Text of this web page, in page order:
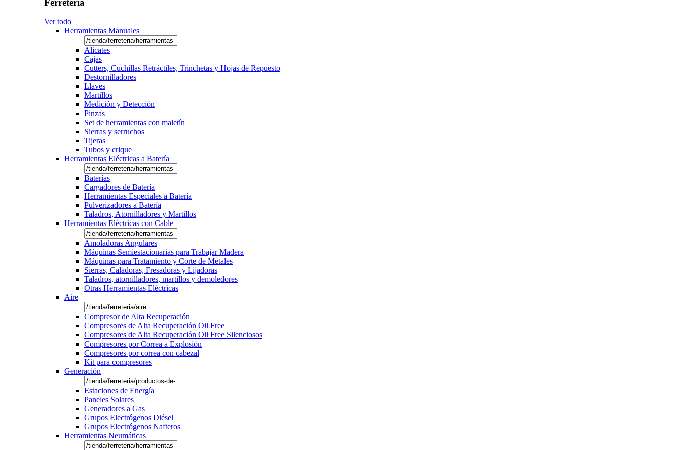
Ferretería
Ver todo
Herramientas Manuales
Alicates
Cajas
Cutters, Cuchillas Retráctiles, Trinchetas y Hojas de Repuesto
Destornilladores
Llaves
Martillos
Medición y Detección
Pinzas
Set de herramientas con maletín
Sierras y serruchos
Tijeras
Tubos y crique
Herramientas Eléctricas a Batería
Baterías
Cargadores de Batería
Herramientas Especiales a Batería
Pulverizadores a Batería
Taladros, Atornilladores y Martillos
Herramientas Eléctricas con Cable
Amoladoras Angulares
Máquinas Semiestacionarias para Trabajar Madera
Máquinas para Tratamiento y Corte de Metales
Sierras, Caladoras, Fresadoras y Lijadoras
Taladros, atornilladores, martillos y demoledores
Otras Herramientas Eléctricas
Aire
Compresor de Alta Recuperación
Compresores de Alta Recuperación Oil Free
Compresores de Alta Recuperación Oil Free Silenciosos
Compresores por Correa a Explosión
Compresores por correa con cabezal
Kit para compresores
Generación
Estaciones de Energía
Paneles Solares
Generadores a Gas
Grupos Electrógenos Diésel
Grupos Electrógenos Nafteros
Herramientas Neumáticas